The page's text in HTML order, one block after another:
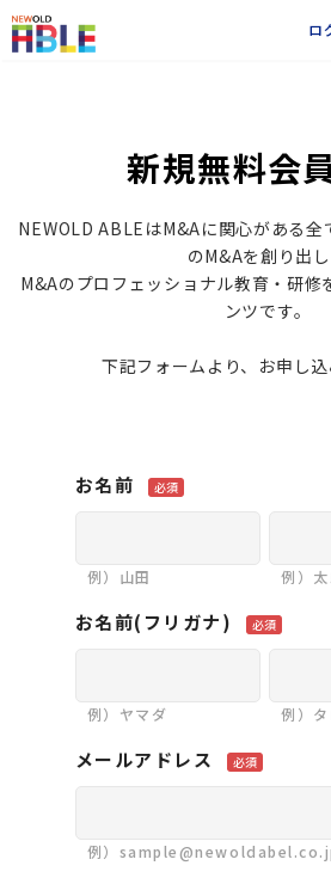
ロ
新規無料会
NEWOLD ABLEはM&Aに関心がある
のM&Aを創り出し
M&Aのプロフェッショナル教育・研修
ンツです。
下記フォームより、お申し込
お名前 必須
例）山田 例）
お名前(フリガナ) 必須
例）ヤマダ 例）
メールアドレス 必須
例）